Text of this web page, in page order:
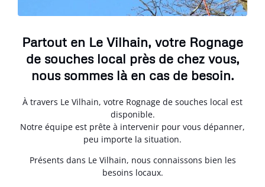
Partout en Le Vilhain, votre Rognage
de souches local près de chez vous,
nous sommes là en cas de besoin.
À travers Le Vilhain, votre Rognage de souches local est
disponible.
Notre équipe est prête à intervenir pour vous dépanner,
peu importe la situation.
Présents dans Le Vilhain, nous connaissons bien les
besoins locaux.